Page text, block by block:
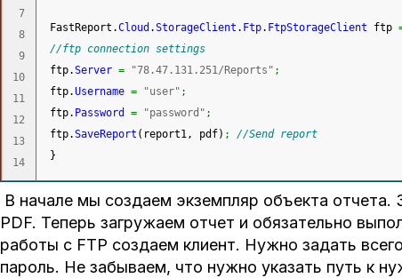
7
8
9
10
11
12
13
FastReport.Cloud .StorageClient . Ftp. FtpStorageClient ftp
//ftp connection settings
ftp.Server = "78.47.131.251/Reports" ;
ftp.Username = "user" ;
ftp. Password = "password" ;
ftp.SaveReport ( report1, pdf) ;
//Send report
}
В начале мы создаем экземпляр объекта отчета.
PDF. Теперь загружаем отчет и обязательно
работы с FTP создаем клиент. Нужно задать
пароль. Не забываем, что нужно указать путь к